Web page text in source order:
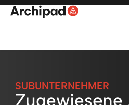
SUBUNTERNEHMER